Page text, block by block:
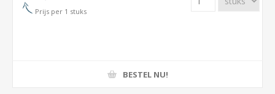
Prijs per 1 stuks
BESTEL NU!